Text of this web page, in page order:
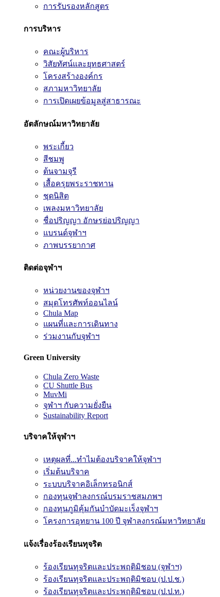
การรับรองหลักสูตร
การบริหาร
คณะผู้บริหาร
วิสัยทัศน์และยุทธศาสตร์
โครงสร้างองค์กร
สภามหาวิทยาลัย
การเปิดเผยข้อมูลสู่สาธารณะ
อัตลักษณ์มหาวิทยาลัย
พระเกี้ยว
สีชมพู
ต้นจามจุรี
เสื้อครุยพระราชทาน
ชุดนิสิต
เพลงมหาวิทยาลัย
ชื่อปริญญา อักษรย่อปริญญา
แบรนด์จุฬาฯ
ภาพบรรยากาศ
ติดต่อจุฬาฯ
หน่วยงานของจุฬาฯ
สมุดโทรศัพท์ออนไลน์
Chula Map
แผนที่และการเดินทาง
ร่วมงานกับจุฬาฯ
Green University
Chula Zero Waste
CU Shuttle Bus
MuvMi
จุฬาฯ กับความยั่งยืน
Sustainability Report
บริจาคให้จุฬาฯ
เหตุผลที่...ทำไมต้องบริจาคให้จุฬาฯ
เริ่มต้นบริจาค
ระบบบริจาคอิเล็กทรอนิกส์
กองทุนจุฬาลงกรณ์บรมราชสมภพฯ
กองทุนภูมิคุ้มกันบำบัดมะเร็งจุฬาฯ
โครงการอุทยาน 100 ปี จุฬาลงกรณ์มหาวิทยาลัย
แจ้งเรื่องร้องเรียนทุจริต
ร้องเรียนทุจริตและประพฤติมิชอบ (จุฬาฯ)
ร้องเรียนทุจริตและประพฤติมิชอบ (ป.ป.ช.)
ร้องเรียนทุจริตและประพฤติมิชอบ (ป.ป.ท.)